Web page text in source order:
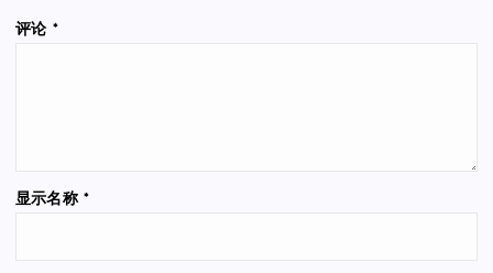
评论 *
显示名称 *